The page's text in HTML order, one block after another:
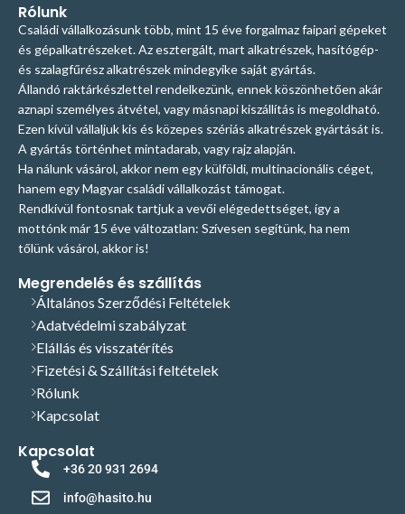
Rólunk
Családi vállalkozásunk több, mint 15 éve forgalmaz faipari gépeket
és gépalkatrészeket. Az esztergált, mart alkatrészek, hasítógép-
és szalagfűrész alkatrészek mindegyike saját gyártás.
Állandó raktárkészlettel rendelkezünk, ennek köszönhetően akár
aznapi személyes átvétel, vagy másnapi kiszállítás is megoldható.
Ezen kívül vállaljuk kis és közepes szériás alkatrészek gyártását is.
A gyártás történhet mintadarab, vagy rajz alapján.
Ha nálunk vásárol, akkor nem egy külföldi, multinacionális céget,
hanem egy Magyar családi vállalkozást támogat.
Rendkívül fontosnak tartjuk a vevői elégedettséget, így a
mottónk már 15 éve változatlan: Szívesen segítünk, ha nem
tőlünk vásárol, akkor is!
Megrendelés és szállítás
Általános Szerződési Feltételek
Adatvédelmi szabályzat
Elállás és visszatérítés
Fizetési & Szállítási feltételek
Rólunk
Kapcsolat
Kapcsolat
+36 20 931 2694
info@hasito.hu